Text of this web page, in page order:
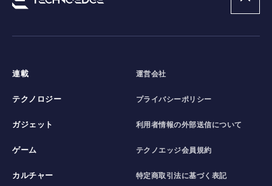
連載
テクノロジー
ガジェット
ゲーム
カルチャー
運営会社
プライバシーポリシー
利用者情報の外部送信について
テクノエッジ会員規約
特定商取引法に基づく表記